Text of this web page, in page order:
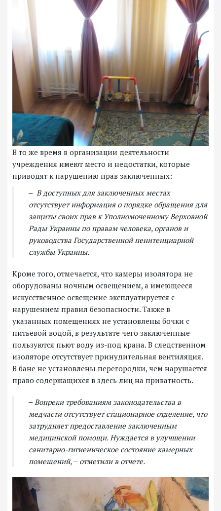
В то же время в организации деятельности
учреждения имеют место и недостатки, которые
приводят к нарушению прав заключенных:
‒ В доступных для заключенных местах
отсутствует информация о порядке обращения для
защиты своих прав к Уполномоченному Верховной
Рады Украины по правам человека, органов и
руководства Государственной пенитенциарной
службы Украины.
Кроме того, отмечается, что камеры изолятора не
оборудованы ночным освещением, а имеющееся
искусственное освещение эксплуатируется с
нарушением правил безопасности. Также в
указанных помещениях не установлены бочки с
питьевой водой, в результате чего заключенные
пользуются пьют воду из-под крана. В следственном
изоляторе отсутствует принудительная вентиляция.
В бане не установлены перегородки, чем нарушается
право содержащихся в здесь лиц на приватность.
‒ Вопреки требованиям законодательства в
медчасти отсутствует стационарное отделение, что
затрудняет предоставление заключенным
медицинской помощи. Нуждается в улучшении
санитарно-гигиеническое состояние камерных
помещений, ‒ отметили в отчете.